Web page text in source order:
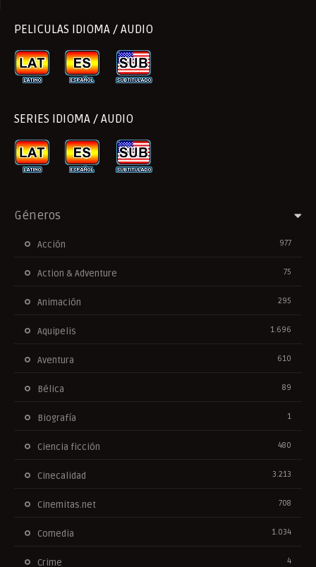
PELICULAS IDIOMA / AUDIO
SERIES IDIOMA / AUDIO
Géneros
Acción 977
Action & Adventure 75
Animación 295
Aquipelis 1.696
Aventura 610
Bélica 89
Biografía 1
Ciencia ficción 480
Cinecalidad 3.213
Cinemitas.net 708
Comedia 1.034
Crime 4